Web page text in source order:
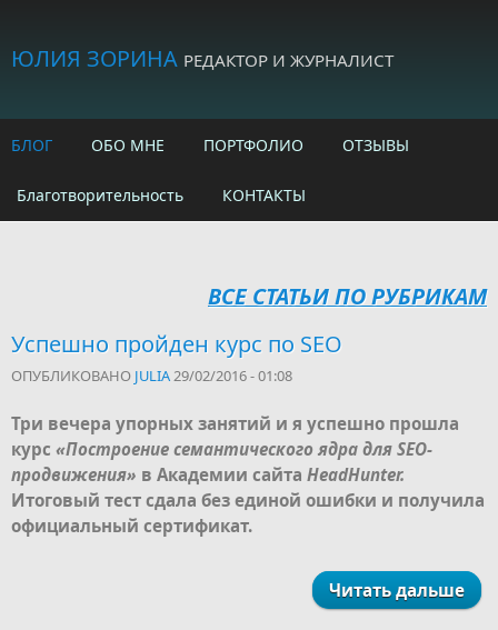
ЮЛИЯ ЗОРИНА РЕДАКТОР И ЖУРНАЛИСТ
БЛОГ ОБО МНЕ ПОРТФОЛИО ОТЗЫВЫ
Благотворительность КОНТАКТЫ
ВСЕ СТАТЬИ ПО РУБРИКАМ
Успешно пройден курс по SEO
ОПУБЛИКОВАНО JULIA29/02/2016 - 01:08
Три вечера упорных занятий и я успешно прошла
курс «Построение семантического ядра для SEO-
продвижения» в Академии сайта HeadHunter.
Итоговый тест сдала без единой ошибки и получила
официальный сертификат.
Читать дальше